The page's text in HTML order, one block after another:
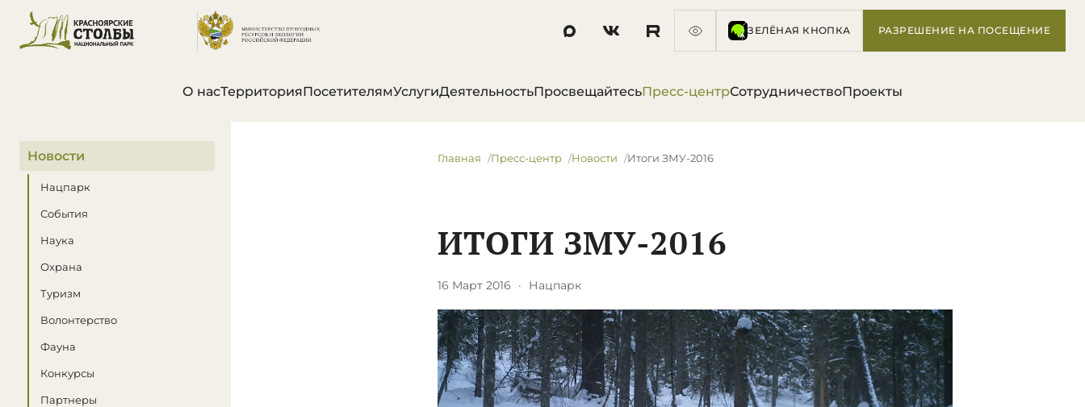
ЗЕЛЁНАЯ КНОПКА РАЗРЕШЕНИЕ НА ПОСЕЩЕНИЕ
О насТерриторияПосетителямУслугиДеятельностьПросвещайтесьПресс-центрСотрудничествоПроекты
В этом разделе
Новости
Нацпарк
События
Наука
Охрана
Туризм
Волонтерство
Фауна
Конкурсы
Партнеры
Главная Пресс-центр Новости Итоги ЗМУ-2016
ИТОГИ ЗМУ-2016
16 Март 2016 · Нацпарк